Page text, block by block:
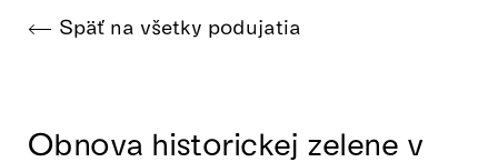
Späť na všetky podujatia
Obnova historickej zelene v